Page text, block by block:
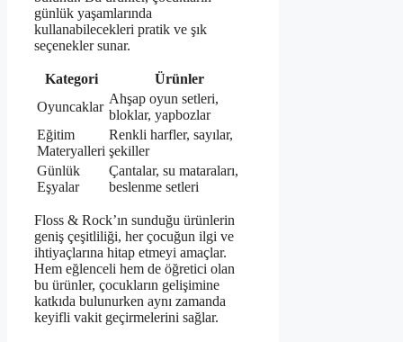
günlük yaşamlarında
kullanabilecekleri pratik ve şık
seçenekler sunar.
Kategori
Ürünler
Oyuncaklar
Ahşap oyun setleri,
bloklar, yapbozlar
Eğitim
Materyalleri
Renkli harfler, sayılar,
şekiller
Günlük
Eşyalar
Çantalar, su mataraları,
beslenme setleri
Floss & Rock’ın sunduğu ürünlerin
geniş çeşitliliği, her çocuğun ilgi ve
ihtiyaçlarına hitap etmeyi amaçlar.
Hem eğlenceli hem de öğretici olan
bu ürünler, çocukların gelişimine
katkıda bulunurken aynı zamanda
keyifli vakit geçirmelerini sağlar.